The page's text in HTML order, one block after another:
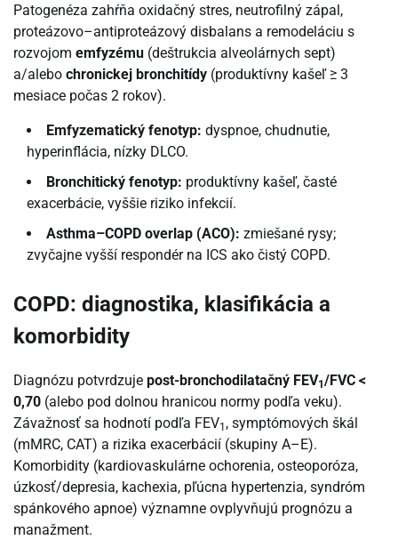
Patogenéza zahŕňa oxidačný stres, neutrofilný zápal,
proteázovo–antiproteázový disbalans a remodeláciu s
rozvojom emfyzému (deštrukcia alveolárnych sept)
a/alebo chronickej bronchitídy (produktívny kašeľ ≥ 3
mesiace počas 2 rokov).
Emfyzematický fenotyp: dyspnoe, chudnutie,
hyperinflácia, nízky DLCO.
Bronchitický fenotyp: produktívny kašeľ, časté
exacerbácie, vyššie riziko infekcií.
Asthma–COPD overlap (ACO): zmiešané rysy;
zvyčajne vyšší respondér na ICS ako čistý COPD.
COPD: diagnostika, klasifikácia a
komorbidity
Diagnózu potvrdzuje post-bronchodilatačný FEV1 /FVC <
0,70 (alebo pod dolnou hranicou normy podľa veku).
Závažnosť sa hodnotí podľa FEV1 , symptómových škál
(mMRC, CAT) a rizika exacerbácií (skupiny A–E).
Komorbidity (kardiovaskulárne ochorenia, osteoporóza,
úzkosť/depresia, kachexia, pľúcna hypertenzia, syndróm
spánkového apnoe) významne ovplyvňujú prognózu a
manažment.